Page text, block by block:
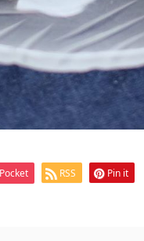
Pocket RSS Pin it